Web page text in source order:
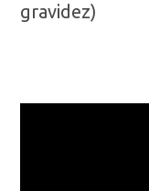
gravidez)